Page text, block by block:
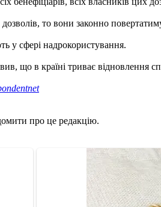
то вони законно
у сфері надрокористування.
що в країні триває відновлення
про це редакцію.